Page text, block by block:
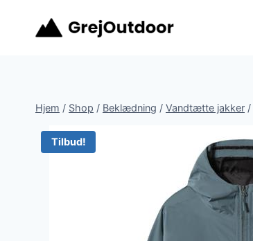
Hjem / Shop / Beklædning / Vandtætte jakker /
Tilbud!